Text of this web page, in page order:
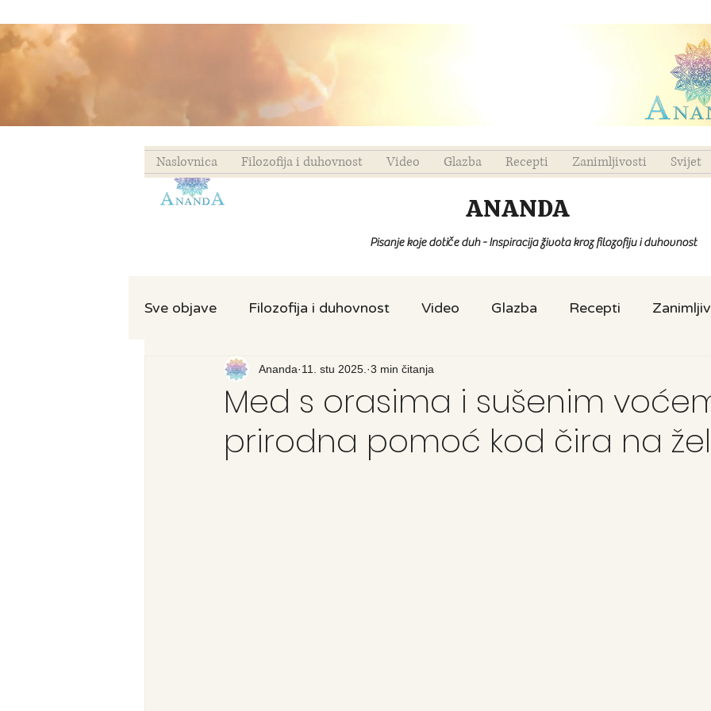
Naslovnica Filozofija i duhovnost Video Glazba Recepti Zanimljivosti Svijet
ANANDA
Pisanje koje dotiče duh - Inspiracija života kroz filozofiju i duhovnost
Sve objave Filozofija i duhovnost Video Glazba Recepti
Recenzija knjige Svijet
Med s orasima i sušenim
prirodna pomoć kod čira na
Ananda 11. stu 2025. 3 min čitanja